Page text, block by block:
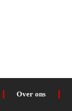
Over ons